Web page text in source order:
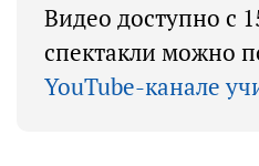
Видео доступно с
спектакли можно
YouTube-канале